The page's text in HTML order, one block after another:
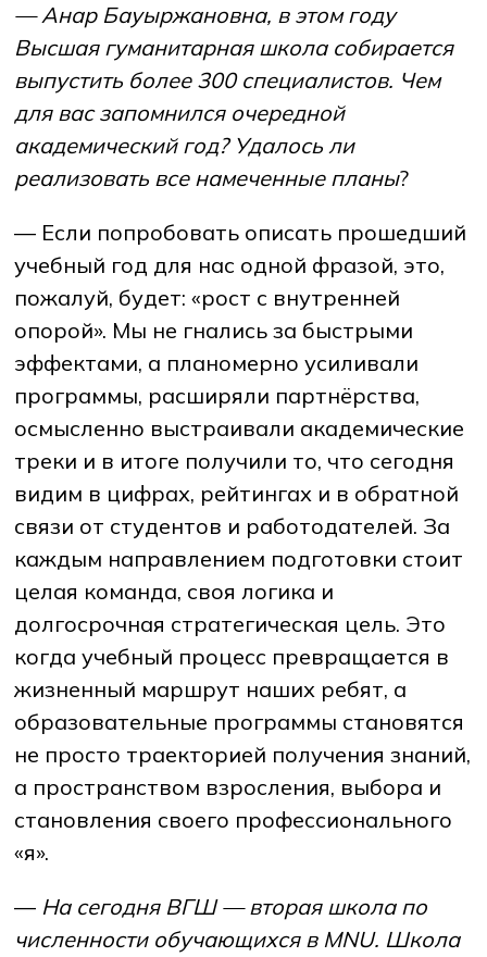
— Анар Бауыржановна, в этом году
Высшая гуманитарная школа собирается
выпустить более 300 специалистов. Чем
для вас запомнился очередной
академический год? Удалось ли
реализовать все намеченные планы?
— Если попробовать описать прошедший
учебный год для нас одной фразой, это,
пожалуй, будет: «рост с внутренней
опорой». Мы не гнались за быстрыми
эффектами, а планомерно усиливали
программы, расширяли партнёрства,
осмысленно выстраивали академические
треки и в итоге получили то, что сегодня
видим в цифрах, рейтингах и в обратной
связи от студентов и работодателей. За
каждым направлением подготовки стоит
целая команда, своя логика и
долгосрочная стратегическая цель. Это
когда учебный процесс превращается в
жизненный маршрут наших ребят, а
образовательные программы становятся
не просто траекторией получения знаний,
а пространством взросления, выбора и
становления своего профессионального
«я».
— На сегодня ВГШ — вторая школа по
численности обучающихся в MNU. Школа